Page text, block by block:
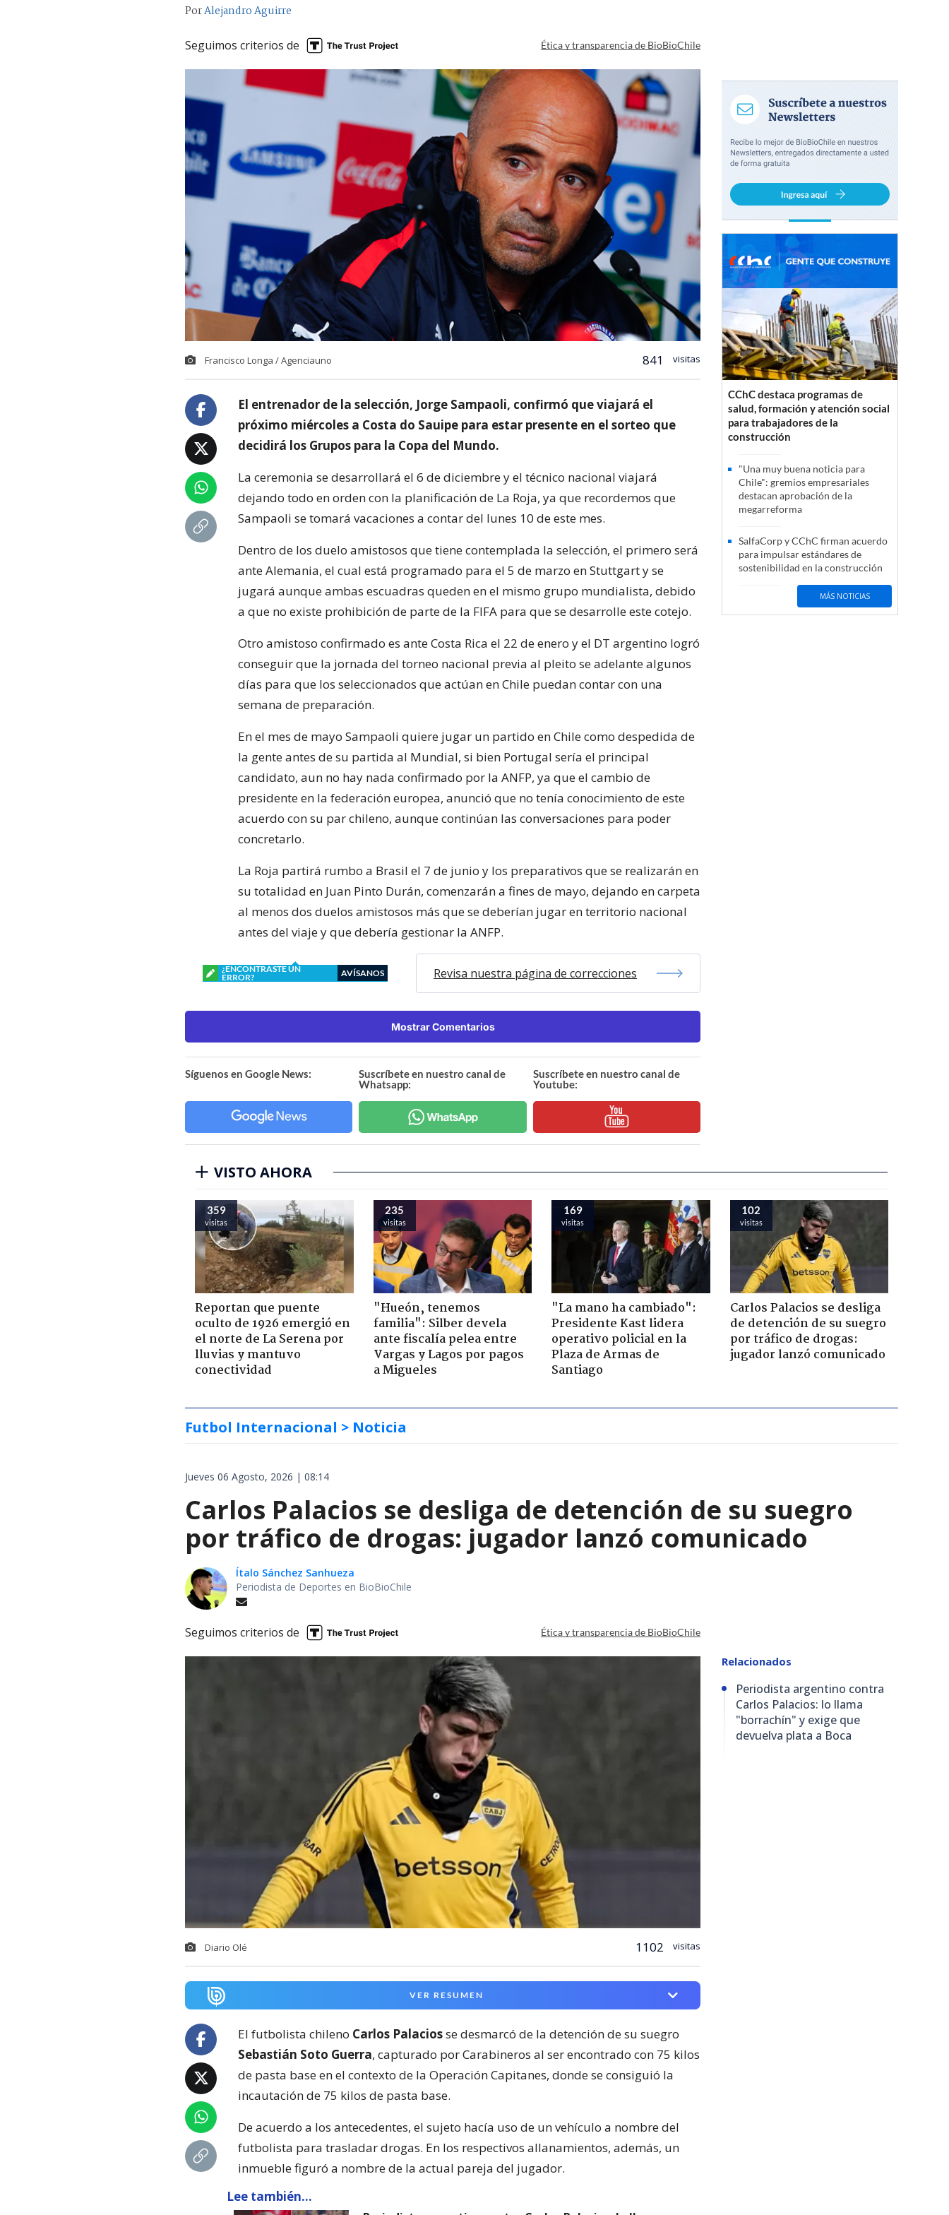
PorAlejandro Aguirre
Seguimos criterios de Ética y transparencia de BioBioChile
Francisco Longa / Agenciauno 841 visitas
El entrenador de la selección, Jorge Sampaoli, confirmó que viajará el
próximo miércoles a Costa do Sauipe para estar presente en el sorteo que
decidirá los Grupos para la Copa del Mundo.
La ceremonia se desarrollará el 6 de diciembre y el técnico nacional viajará
dejando todo en orden con la planificación de La Roja, ya que recordemos que
Sampaoli se tomará vacaciones a contar del lunes 10 de este mes.
Dentro de los duelo amistosos que tiene contemplada la selección, el primero será
ante Alemania, el cual está programado para el 5 de marzo en Stuttgart y se
jugará aunque ambas escuadras queden en el mismo grupo mundialista, debido
a que no existe prohibición de parte de la FIFA para que se desarrolle este cotejo.
Otro amistoso confirmado es ante Costa Rica el 22 de enero y el DT argentino logró
conseguir que la jornada del torneo nacional previa al pleito se adelante algunos
días para que los seleccionados que actúan en Chile puedan contar con una
semana de preparación.
En el mes de mayo Sampaoli quiere jugar un partido en Chile como despedida de
la gente antes de su partida al Mundial, si bien Portugal sería el principal
candidato, aun no hay nada confirmado por la ANFP, ya que el cambio de
presidente en la federación europea, anunció que no tenía conocimiento de este
acuerdo con su par chileno, aunque continúan las conversaciones para poder
concretarlo.
La Roja partirá rumbo a Brasil el 7 de junio y los preparativos que se realizarán en
su totalidad en Juan Pinto Durán, comenzarán a fines de mayo, dejando en carpeta
al menos dos duelos amistosos más que se deberían jugar en territorio nacional
antes del viaje y que debería gestionar la ANFP.
¿ENCONTRASTE UN
ERROR?
AVÍSANOS Revisa nuestra página de correcciones
Mostrar Comentarios
Síguenos en Google News:
Suscríbete en nuestro canal de
Whatsapp:
Suscríbete en nuestro canal de
Youtube:
CChC destaca programas de
salud, formación y atención social
para trabajadores de la
construcción
"Una muy buena noticia para
Chile": gremios empresariales
destacan aprobación de la
megarreforma
SalfaCorp y CChC firman acuerdo
para impulsar estándares de
sostenibilidad en la construcción
MÁS NOTICIAS
VISTO AHORA
359
visitas
Reportan que puente
oculto de 1926 emergió en
el norte de La Serena por
lluvias y mantuvo
conectividad
235
visitas
"Hueón, tenemos
familia": Silber devela
ante fiscalía pelea entre
Vargas y Lagos por pagos
a Migueles
169
visitas
"La mano ha cambiado":
Presidente Kast lidera
operativo policial en la
Plaza de Armas de
Santiago
102
visitas
Carlos Palacios se desliga
de detención de su suegro
por tráfico de drogas:
jugador lanzó comunicado
Futbol Internacional > Noticia
Jueves 06 Agosto, 2026 | 08:14
Carlos Palacios se desliga de detención de su suegro
por tráfico de drogas: jugador lanzó comunicado
Ítalo Sánchez Sanhueza
Periodista de Deportes en BioBioChile
Seguimos criterios de Ética y transparencia de BioBioChile
Diario Olé 1102 visitas
VER RESUMEN
El futbolista chileno Carlos Palaciosse desmarcó de la detención de su suegro
Sebastián Soto Guerra, capturado por Carabineros al ser encontrado con 75 kilos
de pasta base en el contexto de la Operación Capitanes, donde se consiguió la
incautación de 75 kilos de pasta base.
De acuerdo a los antecedentes, el sujeto hacía uso de un vehículo a nombre del
futbolista para trasladar drogas. En los respectivos allanamientos, además, un
inmueble figuró a nombre de la actual pareja del jugador.
Lee también...
Relacionados
Periodista argentino contra
Carlos Palacios: lo llama
"borrachín" y exige que
devuelva plata a Boca